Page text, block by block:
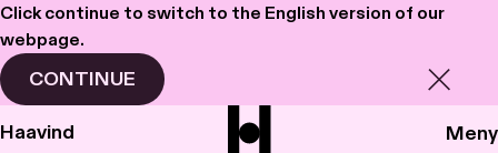
Click continue to switch to the English version of our
webpage.
CONTINUE
Haavind Meny